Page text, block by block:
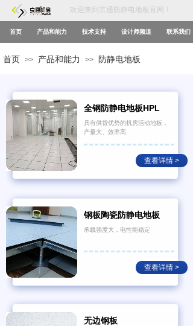
欢迎来到京通防静电地板官网！
首页 产品和能力 技术支持 设计师频道 联系我们
首页 >> 产品和能力 >> 防静电地板
全钢防静电地板HPL
具有供货优势的机房活动地板，
产量大、效率高
查看详情 >
钢板陶瓷防静电地板
承载强度大，电性能稳定
查看详情 >
无边钢板